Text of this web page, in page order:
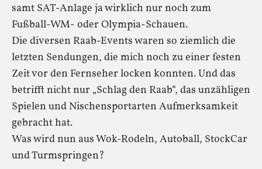
samt SAT-Anlage ja wirklich nur noch zum
Fußball-WM- oder Olympia-Schauen.
Die diversen Raab-Events waren so ziemlich die
letzten Sendungen, die mich noch zu einer festen
Zeit vor den Fernseher locken konnten. Und das
betrifft nicht nur „Schlag den Raab“, das unzähligen
Spielen und Nischensportarten Aufmerksamkeit
gebracht hat.
Was wird nun aus Wok-Rodeln, Autoball, StockCar
und Turmspringen?